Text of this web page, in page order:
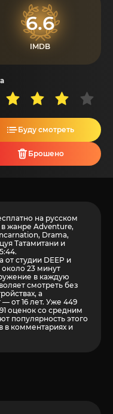
6.6
IMDB
Буду смотреть
Брошено
на русском
жанре Adventure,
Drama,
Татамитани и
от студии DEEP и
23 минут
в каждую
смотреть без
а
от 16 лет. Уже 449
оценок со средним
популярность этого
в комментариях и